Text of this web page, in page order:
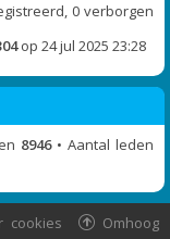
0 verborgen
op 24 jul 2025 23:28
8946• Aantal leden
Omhoog
cookies